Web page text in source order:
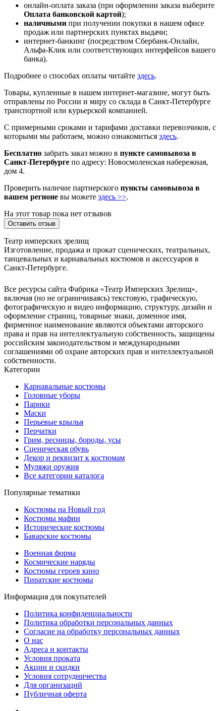
онлайн-оплата заказа (при оформлении заказа выберите
Оплата банковской картой);
наличными при получении покупки в нашем офисе
продаж или партнерских пунктах выдачи;
интернет-банкинг (посредством Сбербанк-Онлайн,
Альфа-Клик или соответствующих интерфейсов вашего
банка).
Подробнее о способах оплаты читайте здесь.
Товары, купленные в нашем интернет-магазине, могут быть
отправлены по России и миру со склада в Санкт-Петербурге
транспортной или курьерской компанией.
С примерными сроками и тарифами доставки перевозчиков, с
которыми мы работаем, можно ознакомиться здесь.
Бесплатно забрать заказ можно в пункте самовывоза в
Санкт-Петербурге по адресу: Новосмоленская набережная,
дом 4.
Проверить наличие партнерского пункты самовывоза в
вашем регионе вы можете здесь >>.
На этот товар пока нет отзывов
Оставить отзыв
Театр имперских зрелищ
Изготовление, продажа и прокат сценических, театральных,
танцевальных и карнавальных костюмов и аксессуаров в
Санкт-Петербурге.
Все ресурсы сайта Фабрика «Театр Имперских Зрелищ»,
включая (но не ограничиваясь) текстовую, графическую,
фотографическую и видео информацию, структуру, дизайн и
оформление страниц, товарные знаки, доменное имя,
фирменное наименование являются объектами авторского
права и прав на интеллектуальную собственность, защищены
российским законодательством и международными
соглашениями об охране авторских прав и интеллектуальной
собственности.
Категории
Карнавальные костюмы
Головные уборы
Парики
Маски
Перьевые крылья
Перчатки
Грим, ресницы, бороды, усы
Сценическая обувь
Декор и реквизит к костюмам
Муляжи оружия
Все категории каталога
Популярные тематики
Костюмы на Новый год
Костюмы мафии
Исторические костюмы
Баварские костюмы
Военная форма
Космические наряды
Костюмы героев кино
Пиратские костюмы
Информация для покупателей
Политика конфиденциальности
Политика обработки персональных данных
Согласие на обработку персональных данных
О нас
Адреса и контакты
Условия проката
Акции и скидки
Условия сотрудничества
Для организаций
Публичная оферта